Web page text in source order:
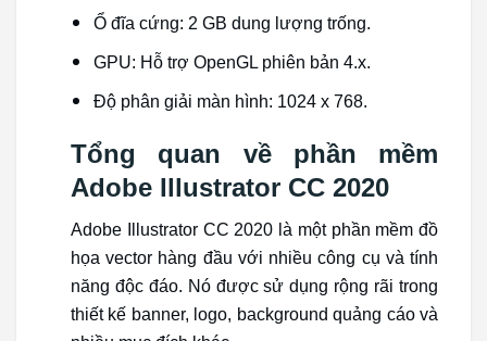
Ổ đĩa cứng: 2 GB dung lượng trống.
GPU: Hỗ trợ OpenGL phiên bản 4.x.
Độ phân giải màn hình: 1024 x 768.
Tổng quan về phần mềm
Adobe Illustrator CC 2020
Adobe Illustrator CC 2020 là một phần mềm đồ
họa vector hàng đầu với nhiều công cụ và tính
năng độc đáo. Nó được sử dụng rộng rãi trong
thiết kế banner, logo, background quảng cáo và